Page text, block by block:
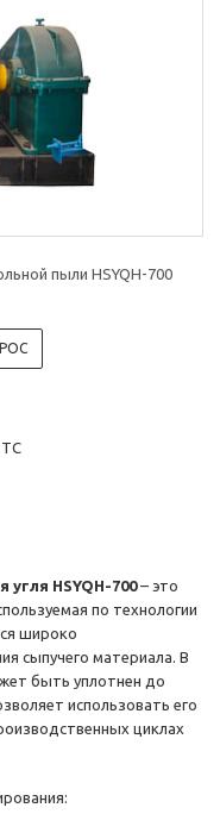
пыли HSYQH-700
ТС
HSYQH-700– это
по технологии
широко
сыпучего материала. В
быть уплотнен до
использовать его
циклах